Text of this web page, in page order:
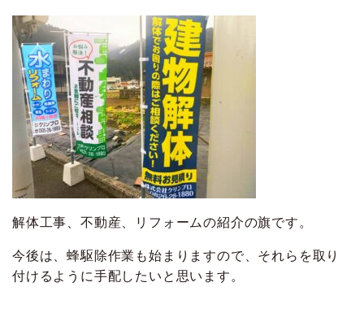
解体工事、不動産、リフォームの紹介の旗です。
今後は、蜂駆除作業も始まりますので、それらを取り
付けるように手配したいと思います。